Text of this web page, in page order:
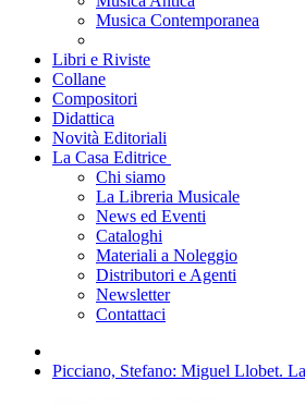
Musica Contemporanea
Libri e Riviste
Collane
Compositori
Didattica
Novità Editoriali
La Casa Editrice
Chi siamo
La Libreria Musicale
News ed Eventi
Cataloghi
Materiali a Noleggio
Distributori e Agenti
Newsletter
Contattaci
Picciano, Stefano: Miguel Llobet.